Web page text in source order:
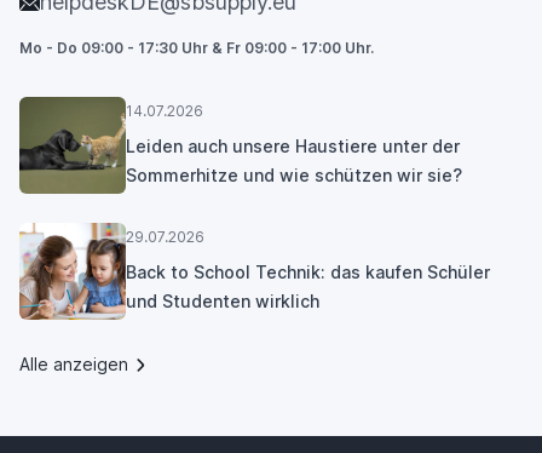
Mo - Do 09:00 - 17:30 Uhr & Fr 09:00 - 17:00 Uhr.
14.07.2026
Leiden auch unsere Haustiere unter der
Sommerhitze und wie schützen wir sie?
29.07.2026
Back to School Technik: das kaufen Schüler
und Studenten wirklich
Alle anzeigen